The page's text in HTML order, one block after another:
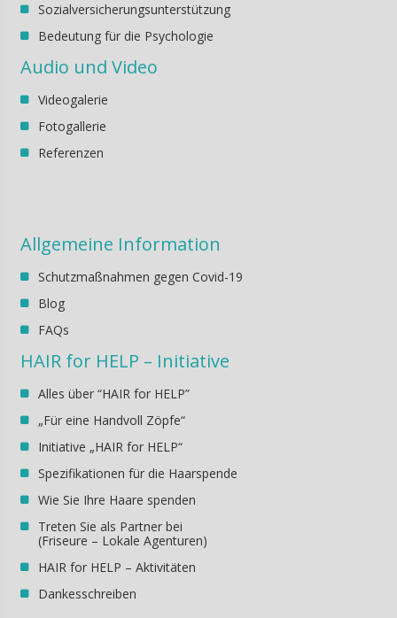
Sozialversicherungsunterstützung
Bedeutung für die Psychologie
Audio und Video
Videogalerie
Fotogallerie
Referenzen
Allgemeine Information
Schutzmaßnahmen gegen Covid-19
Blog
FAQs
HAIR for HELP – Initiative
Alles über “HAIR for HELP”
„Für eine Handvoll Zöpfe“
Initiative „HAIR for HELP“
Spezifikationen für die Haarspende
Wie Sie Ihre Haare spenden
Treten Sie als Partner bei
(Friseure – Lokale Agenturen)
HAIR for HELP – Aktivitäten
Dankesschreiben